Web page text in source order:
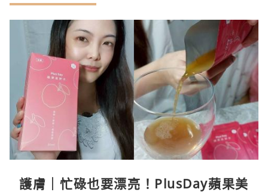
護膚｜忙碌也要漂亮！PlusDay蘋果美